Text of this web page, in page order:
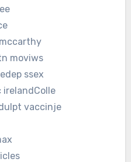
moviws
ssex
irelandColle
vaccinje